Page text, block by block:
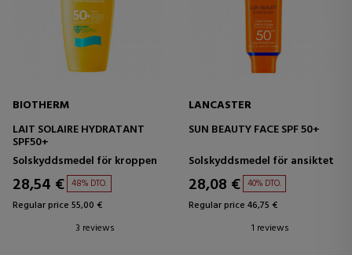
BIOTHERM
LAIT SOLAIRE HYDRATANT
SPF50+
Solskyddsmedel för kroppen
28,54 € 48% DTO.
Regular price 55,00 €
3 reviews
LANCASTER
SUN BEAUTY FACE SPF 50+
Solskyddsmedel för ansiktet
28,08 € 40% DTO.
Regular price 46,75 €
1 reviews